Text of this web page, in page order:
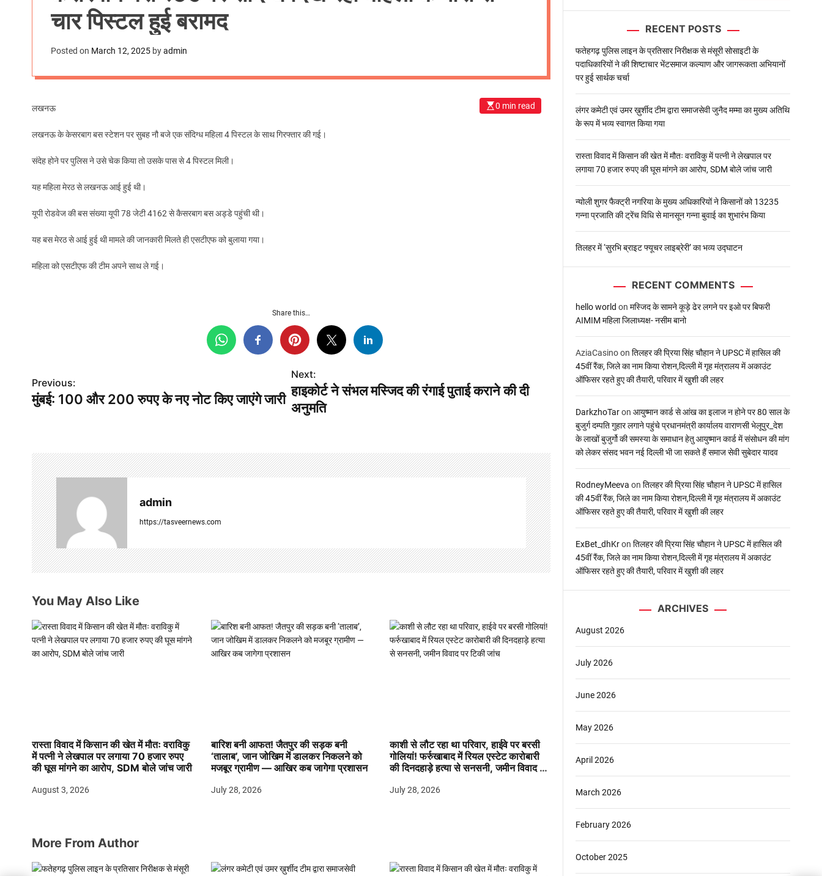
l
r
o
d
e
चार पिस्टल हुई बरामद
Posted on March 12, 2025 byadmin
0 min read
लखनऊ
लखनऊ के केसरबाग बस स्टेशन पर सुबह नौ बजे एक संदिग्ध महिला 4 पिस्टल के साथ गिरफ्तार की गई।
संदेह होने पर पुलिस ने उसे चेक किया तो उसके पास से 4 पिस्टल मिली।
यह महिला मेरठ से लखनऊ आई हुई थी।
यूपी रोडवेज की बस संख्या यूपी 78 जेटी 4162 से कैसरबाग बस अड्डे पहुंची थी।
यह बस मेरठ से आई हुई थी मामले की जानकारी मिलते ही एसटीएफ को बुलाया गया।
महिला को एसटीएफ की टीम अपने साथ ले गई।
Share this…
P
o
n
a
v
i
g
t
i
o
Previous:
मुंबई: 100 और 200 रुपए के नए नोट किए जाएंगे जारी
Next:
हाइकोर्ट ने संभल मस्जिद की रंगाई पुताई कराने की दी
अनुमति
admin
https://tasveernews.com
You May Also Like
रास्ता विवाद में किसान की खेत में मौतः वराविकु
में पत्नी ने लेखपाल पर लगाया 70 हजार रुपए
की घूस मांगने का आरोप, SDM बोले जांच जारी
August 3, 2026
बारिश बनी आफत! जैतपुर की सड़क बनी
‘तालाब’, जान जोखिम में डालकर निकलने को
मजबूर ग्रामीण — आखिर कब जागेगा प्रशासन
July 28, 2026
काशी से लौट रहा था परिवार, हाईवे पर बरसी
गोलियां! फर्रुखाबाद में रियल एस्टेट कारोबारी
की दिनदहाड़े हत्या से सनसनी, जमीन विवाद पर
July 28, 2026
More From Author
RECENT POSTS
फतेहगढ़ पुलिस लाइन के प्रतिसार निरीक्षक से मंसूरी सोसाइटी के
पदाधिकारियों ने की शिष्टाचार भेंटसमाज कल्याण और जागरूकता अभियानों
पर हुई सार्थक चर्चा
लंगर कमेटी एवं उमर ख़ुर्शीद टीम द्वारा समाजसेवी जुनैद मम्मा का मुख्य अतिथि
के रूप में भव्य स्वागत किया गया
रास्ता विवाद में किसान की खेत में मौतः वराविकु में पत्नी ने लेखपाल पर
लगाया 70 हजार रुपए की घूस मांगने का आरोप, SDM बोले जांच जारी
न्योली शुगर फैक्ट्री नगरिया के मुख्य अधिकारियों ने किसानों को 13235
गन्ना प्रजाति की ट्रेंच विधि से मानसून गन्ना बुवाई का शुभारंभ किया
तिलहर में ‘सुरभि ब्राइट फ्यूचर लाइब्रेरी’ का भव्य उद्घाटन
RECENT COMMENTS
hello world on मस्जिद के सामने कूड़े ढेर लगने पर इओ पर बिफरी
AIMIM महिला जिलाध्यक्ष- नसीम बानो
AziaCasinoon तिलहर की प्रिया सिंह चौहान ने UPSC में हासिल की
45वीं रैंक, जिले का नाम किया रोशन,दिल्ली में गृह मंत्रालय में अकाउंट
ऑफिसर रहते हुए की तैयारी, परिवार में खुशी की लहर
DarkzhoTaron आयुष्मान कार्ड से आंख का इलाज न होने पर 80 साल के
बुजुर्ग दम्पति गुहार लगाने पहुंचे प्रधानमंत्री कार्यालय वाराणसी भेलूपुर_देश
के लाखों बुजुर्गो की समस्या के समाधान हेतु आयुष्मान कार्ड में संसोधन की मांग
को लेकर संसद भवन नई दिल्ली भी जा सकते हैं समाज सेवी सुबेदार यादव
RodneyMeeva on तिलहर की प्रिया सिंह चौहान ने UPSC में हासिल
की 45वीं रैंक, जिले का नाम किया रोशन,दिल्ली में गृह मंत्रालय में अकाउंट
ऑफिसर रहते हुए की तैयारी, परिवार में खुशी की लहर
ExBet_dhKron तिलहर की प्रिया सिंह चौहान ने UPSC में हासिल की
45वीं रैंक, जिले का नाम किया रोशन,दिल्ली में गृह मंत्रालय में अकाउंट
ऑफिसर रहते हुए की तैयारी, परिवार में खुशी की लहर
ARCHIVES
August 2026
July 2026
June 2026
May 2026
April 2026
March 2026
February 2026
October 2025